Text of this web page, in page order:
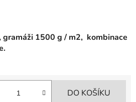
gramáži 1500 g / m2, kombinace
DO KOŠÍKU